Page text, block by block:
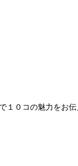
１０コの魅力をお伝